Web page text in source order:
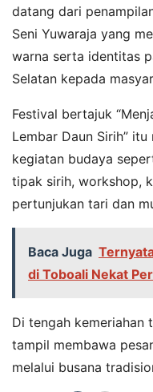
datang dari
Seni Yuwaraja yang
warna serta identitas
Selatan kepada
Festival bertajuk
Lembar Daun Sirih”
kegiatan budaya
tipak sirih, workshop,
pertunjukan tari dan
Baca Juga
di Toboali Nekat
Di tengah kemeriahan
tampil membawa
melalui busana